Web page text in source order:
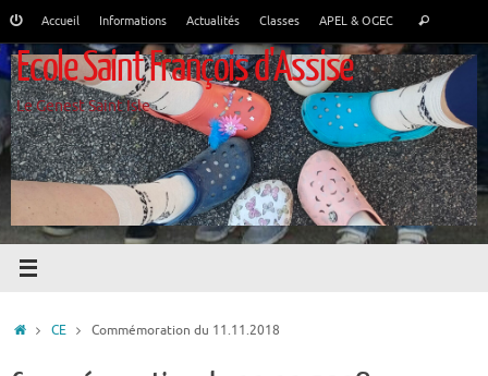
Passer
contenu
Accueil Informations Actualités Classes APEL & OGEC
:
Rechercher
Ecole Saint François d'Assise
Le Genest Saint Isle
Accueil
CE Commémoration du 11.11.2018